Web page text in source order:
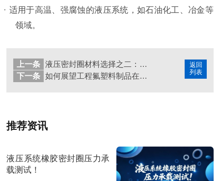
· 适用于高温、强腐蚀的液压系统，如石油化工、冶金等
领域。
返回
列表
上一条
液压密封圈材料选择之二：聚氨酯（PU）密封圈
下一条
如何展望工程氟塑料制品在医疗设备领域的未来发展前景？
推荐资讯
液压系统橡胶密封圈压力承
载测试！